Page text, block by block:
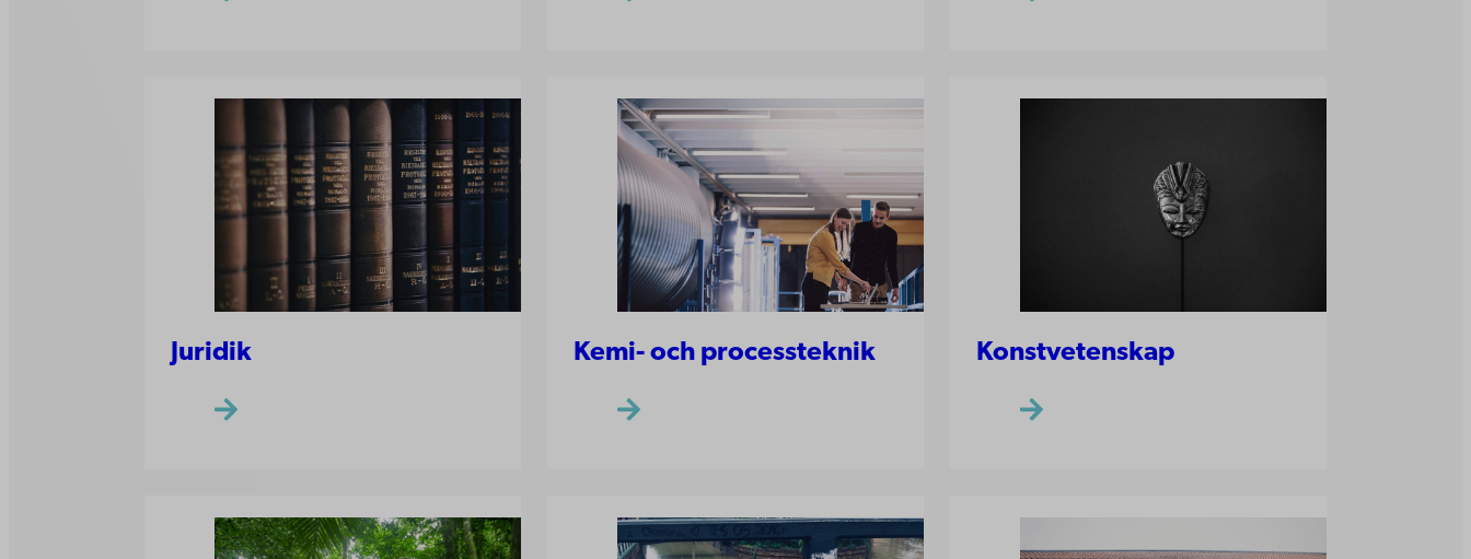
Juridik Kemi- och processteknik Konstvetenskap